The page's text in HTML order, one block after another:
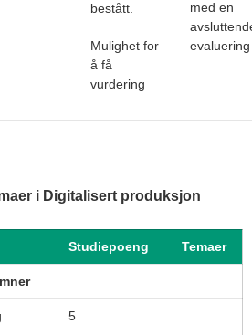
bestått.
Mulighet for
å få
vurdering
med en
evaluering
i Digitalisert produksjon
Studiepoeng Temaer
5